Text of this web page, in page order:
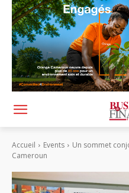
Accueil Events
Un sommet
Cameroun